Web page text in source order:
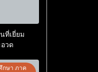
ที่เยี่ยม
วด
กษา ภาค